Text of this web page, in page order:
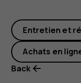
de
Entretien et
Achats en
Back